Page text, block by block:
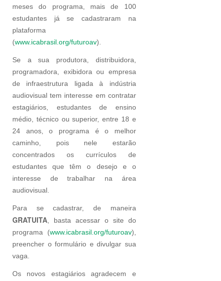
meses do programa, mais de 100
estudantes já se cadastraram na
plataforma
(www.icabrasil.org/futuroav).
Se a sua produtora, distribuidora,
programadora, exibidora ou empresa
de infraestrutura ligada à indústria
audiovisual tem interesse em contratar
estagiários, estudantes de ensino
médio, técnico ou superior, entre 18 e
24 anos, o programa é o melhor
caminho, pois nele estarão
concentrados os currículos de
estudantes que têm o desejo e o
interesse de trabalhar na área
audiovisual.
Para se cadastrar, de maneira
GRATUITA , basta acessar o site do
programa (www.icabrasil.org/futuroav),
preencher o formulário e divulgar sua
vaga.
Os novos estagiários agradecem e